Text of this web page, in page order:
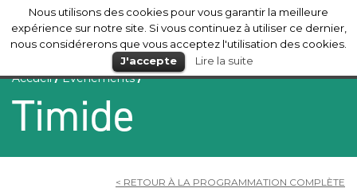
Mérignac
Accueil/Evénements/
Timide
< RETOUR À LA PROGRAMMATION COMPLÈTE
Nous utilisons des cookies pour vous garantir la meilleure
expérience sur notre site. Si vous continuez à utiliser ce dernier,
nous considérerons que vous acceptez l'utilisation des cookies.
J'accepte
Lire la suite